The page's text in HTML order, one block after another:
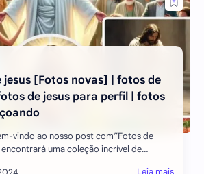
jesus [Fotos novas] | fotos de
de jesus para perfil | fotos
vindo ao nosso post com”Fotos de
encontrará uma coleção incrível de